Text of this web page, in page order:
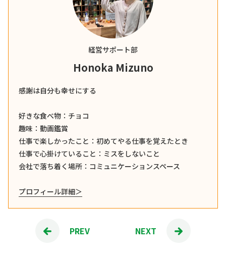
経営サポート部
Honoka Mizuno
感謝は自分も幸せにする
好きな食べ物：チョコ
趣味：動画鑑賞
仕事で楽しかったこと：初めてやる仕事を覚えたとき
仕事で心掛けていること：ミスをしないこと
会社で落ち着く場所：コミュニケーションスペース
プロフィール詳細＞
PREV NEXT